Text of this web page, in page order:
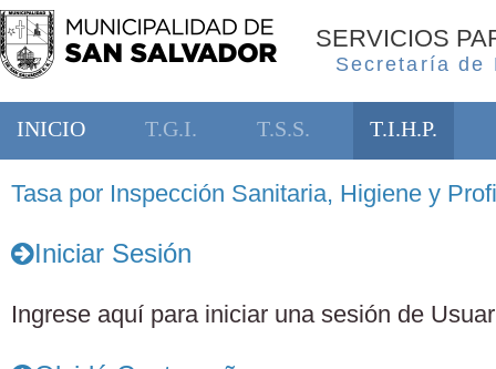
SERVICIOS
Secretaría de
INICIO T.G.I. T.S.S. T.I.H.P.
Tasa por Inspección Sanitaria, Higiene y
Iniciar Sesión
Ingrese aquí para iniciar una sesión de